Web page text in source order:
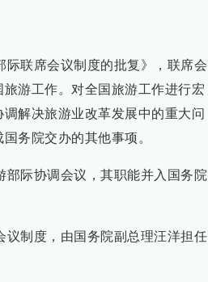
联席会议制度的批复》，联席会
游工作。对全国旅游工作进行宏
解决旅游业改革发展中的重大问
务院交办的其他事项。
际协调会议，其职能并入国务院
制度，由国务院副总理汪洋担任